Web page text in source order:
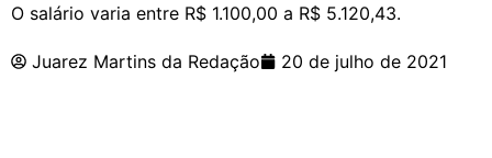
O salário varia entre R$ 1.100,00 a R$ 5.120,43.
Juarez Martins da Redação 20 de julho de 2021